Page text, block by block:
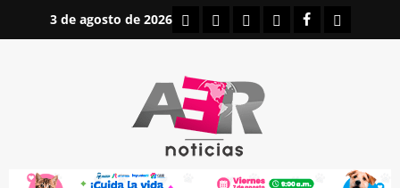
3 de agosto de 2026 INICIOIRAPUATO
ESTATALES
NACIONALES
FACEBOOK